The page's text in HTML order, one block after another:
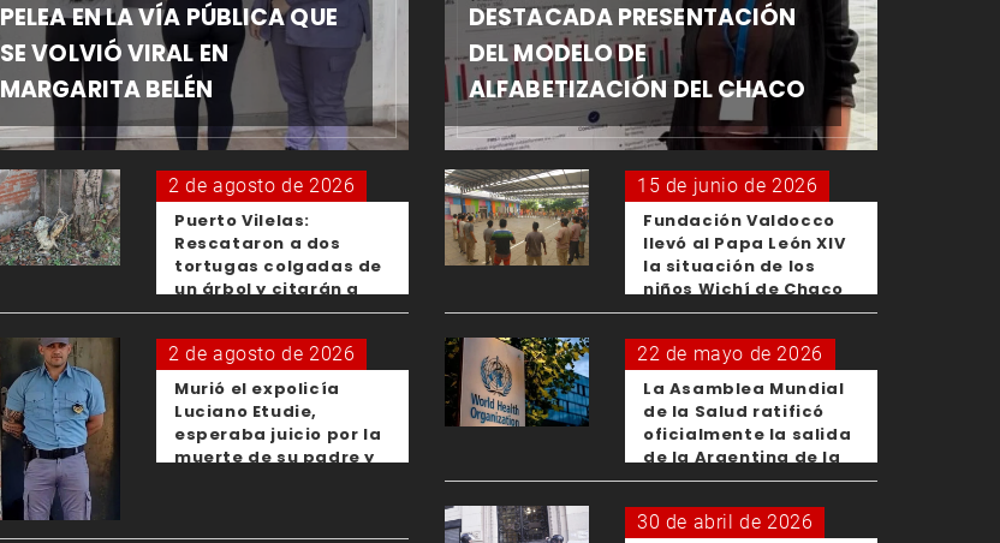
PELEA EN LA VÍA PÚBLICA QUE
SE VOLVIÓ VIRAL EN
MARGARITA BELÉN
2 de agosto de 2026
Puerto Vilelas:
Rescataron a dos
tortugas colgadas de
un árbol y citarán a
los padres de los
menores responsables
2 de agosto de 2026
Murió el expolicía
Luciano Etudie,
esperaba juicio por la
muerte de su padre y
DESTACADA PRESENTACIÓN
DEL MODELO DE
ALFABETIZACIÓN DEL CHACO
15 de junio de 2026
Fundación Valdocco
llevó al Papa León XIV
la situación de los
niños Wichí de Chaco
22 de mayo de 2026
La Asamblea Mundial
de la Salud ratificó
oficialmente la salida
de la Argentina de la
OMS
30 de abril de 2026